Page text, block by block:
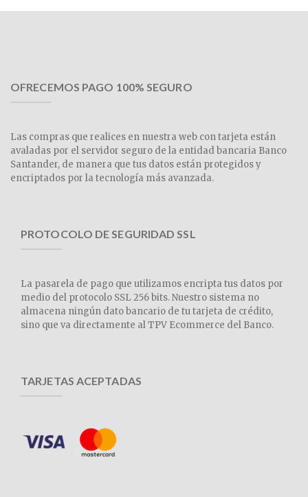
OFRECEMOS PAGO 100% SEGURO
Las compras que realices en nuestra web con tarjeta están
avaladas por el servidor seguro de la entidad bancaria Banco
Santander, de manera que tus datos están protegidos y
encriptados por la tecnología más avanzada.
PROTOCOLO DE SEGURIDAD SSL
La pasarela de pago que utilizamos encripta tus datos por
medio del protocolo SSL 256 bits. Nuestro sistema no
almacena ningún dato bancario de tu tarjeta de crédito,
sino que va directamente al TPV Ecommerce del Banco.
TARJETAS ACEPTADAS